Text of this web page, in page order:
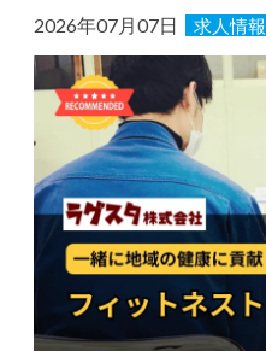
2026年07月07日 求人情報